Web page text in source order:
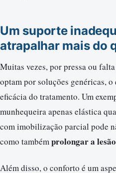
Um suporte
atrapalhar mais do
Muitas vezes, por pressa ou
optam por soluções genéricas,
eficácia do tratamento. Um
munhequeira apenas elástica
com imobilização parcial pode
como tambémprolongar a lesão
Além disso, o conforto é um